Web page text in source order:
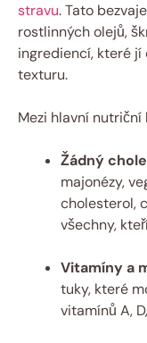
stravu. Tato
rostlinných olejů,
ingrediencí, které
texturu.
Mezi hlavní
Žádný
majonézy,
cholesterol,
všechny,
Vitamíny a
tuky, které
vitamínů A,